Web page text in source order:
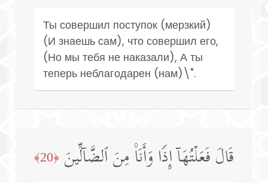
Ты совершил поступок (мерзкий)
(И знаешь сам), что совершил его,
(Но мы тебя не наказали), А ты
теперь неблагодарен (нам)\".
قَالَ فَعَلۡتُهَاۤ إِذࣰا وَأَنَا۠ مِنَ ٱلضَّاۤلِّینَ ﴿20﴾